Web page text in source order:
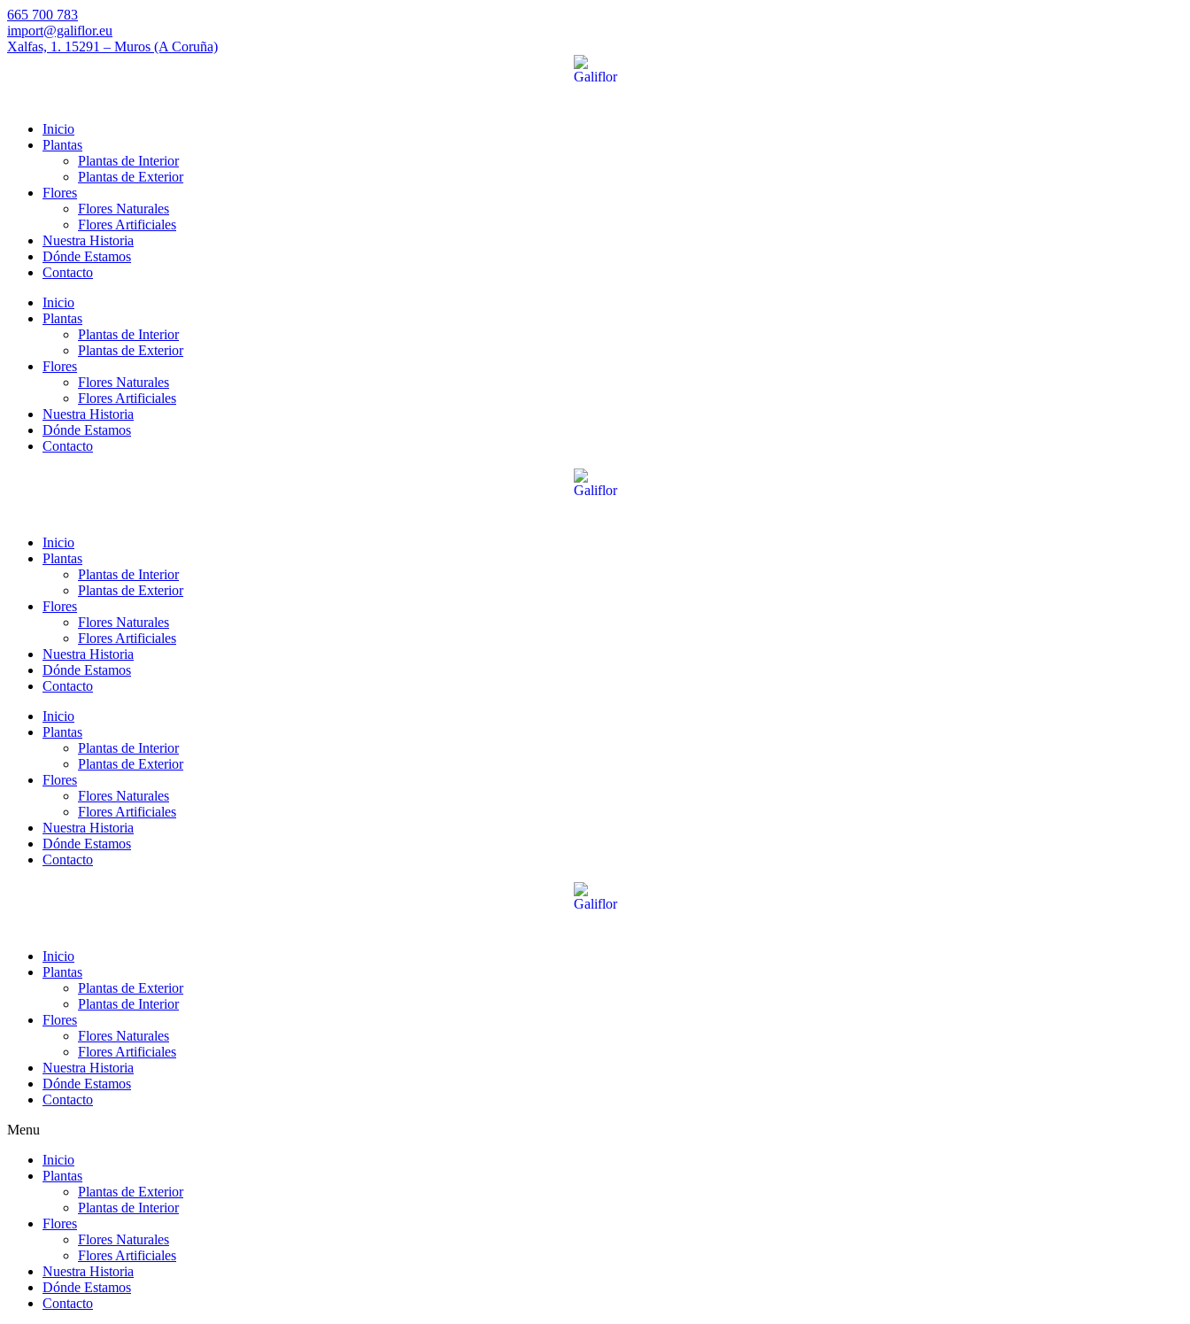
665 700 783
import@galiflor.eu
Xalfas, 1. 15291 – Muros (A Coruña)
Inicio
Plantas
Plantas de Interior
Plantas de Exterior
Flores
Flores Naturales
Flores Artificiales
Nuestra Historia
Dónde Estamos
Contacto
Inicio
Plantas
Plantas de Interior
Plantas de Exterior
Flores
Flores Naturales
Flores Artificiales
Nuestra Historia
Dónde Estamos
Contacto
Inicio
Plantas
Plantas de Interior
Plantas de Exterior
Flores
Flores Naturales
Flores Artificiales
Nuestra Historia
Dónde Estamos
Contacto
Inicio
Plantas
Plantas de Interior
Plantas de Exterior
Flores
Flores Naturales
Flores Artificiales
Nuestra Historia
Dónde Estamos
Contacto
Inicio
Plantas
Plantas de Exterior
Plantas de Interior
Flores
Flores Naturales
Flores Artificiales
Nuestra Historia
Dónde Estamos
Contacto
Menu
Inicio
Plantas
Plantas de Exterior
Plantas de Interior
Flores
Flores Naturales
Flores Artificiales
Nuestra Historia
Dónde Estamos
Contacto